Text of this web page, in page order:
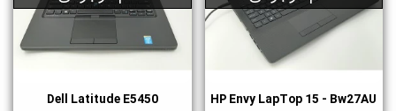
HP Envy LapTop 15 - Bw27AU
Dell Latitude E5450